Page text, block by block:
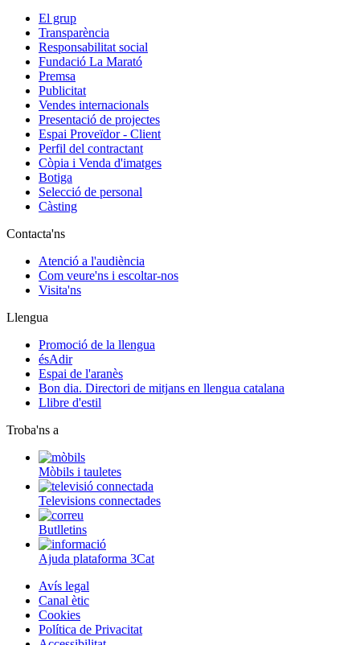
El grup
Transparència
Responsabilitat social
Fundació La Marató
Premsa
Publicitat
Vendes internacionals
Presentació de projectes
Espai Proveïdor - Client
Perfil del contractant
Còpia i Venda d'imatges
Botiga
Selecció de personal
Càsting
Contacta'ns
Atenció a l'audiència
Com veure'ns i escoltar-nos
Visita'ns
Llengua
Promoció de la llengua
ésAdir
Espai de l'aranès
Bon dia. Directori de mitjans en llengua catalana
Llibre d'estil
Troba'ns a
Mòbils i tauletes
Televisions connectades
Butlletins
Ajuda plataforma 3Cat
Avís legal
Canal ètic
Cookies
Política de Privacitat